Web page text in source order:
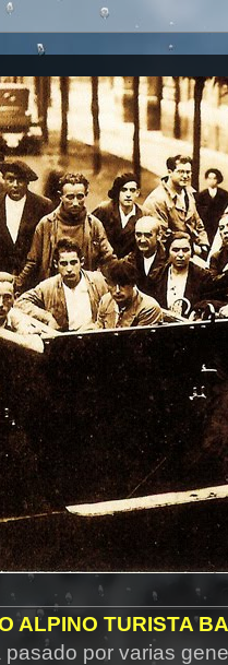
ALPINO TURISTA
por varias